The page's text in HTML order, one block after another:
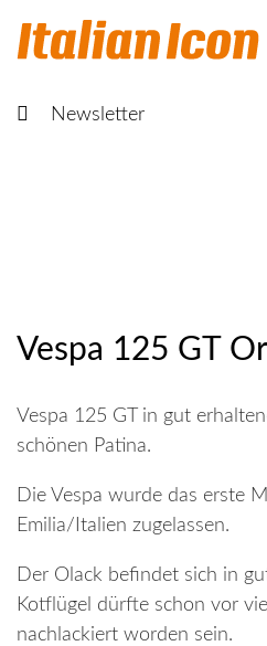
Newsletter
Vespa 125 GT
Vespa 125 GT in gut
schönen Patina.
Die Vespa wurde das erste
Emilia/Italien zugelassen.
Der Olack befindet sich in
Kotflügel dürfte schon vor
nachlackiert worden sein.